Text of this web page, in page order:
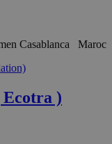
Casablanca Maroc
)